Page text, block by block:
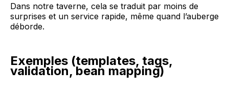
Dans notre taverne, cela se traduit par moins de
surprises et un service rapide, même quand l’auberge
déborde.
Exemples (templates, tags,
validation, bean mapping)